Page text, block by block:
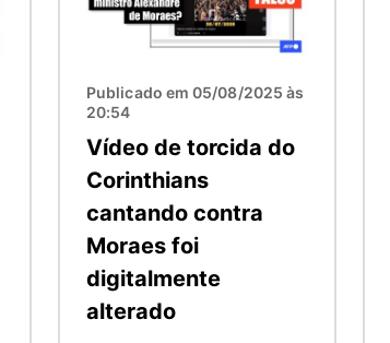
Publicado em 05/08/2025 às
20:54
Vídeo de torcida do
Corinthians
cantando contra
Moraes foi
digitalmente
alterado